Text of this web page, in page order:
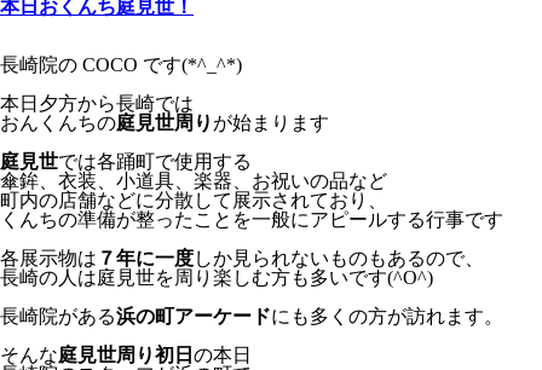
本日おくんち庭見世！
長崎院の COCO です(*^_^*)
本日夕方から長崎では
おんくんちの庭見世周り が始まります
庭見世では各踊町で使用する
傘鉾、衣装、小道具、楽器、お祝いの品など
町内の店舗などに分散して展示されており、
くんちの準備が整ったことを一般にアピールする行事です
各展示物は ７年に一度しか見られないものもあるので、
長崎の人は庭見世を周り楽しむ方も多いです(^O^)
長崎院がある浜の町アーケードにも多くの方が訪れます。
そんな庭見世周り初日 の本日